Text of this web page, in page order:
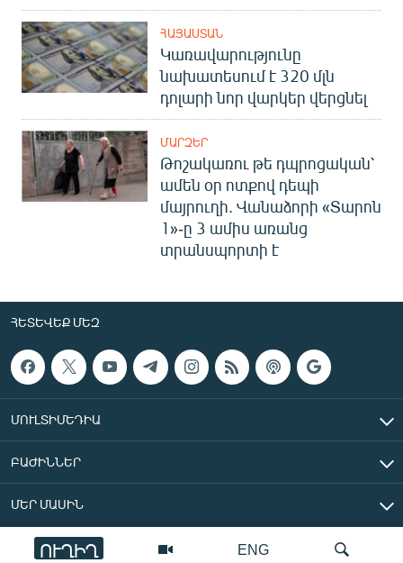
ENG
ՈՒՂԻՂ
ՀԱՅԱՍՏԱՆ
Կառավարությունը
նախատեսում է 320 մլն
դոլարի նոր վարկեր վերցնել
ՄԱՐԶԵՐ
Թոշակառու թե դպրոցական՝
ամեն օր ոտքով դեպի
մայրուղի. Վանաձորի «Տարոն
1»-ը 3 ամիս առանց
տրանսպորտի է
ՀԵՏԵՎԵՔ ՄԵԶ
ՄՈՒԼՏԻՄԵԴԻԱ
ԲԱԺԻՆՆԵՐ
ՄԵՐ ՄԱՍԻՆ
«Ազատ Եվրոպա/Ազատություն» ռադիոկայան © 2026